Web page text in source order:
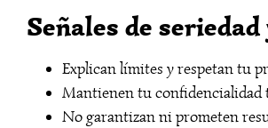
Señales de
Explican límites y respetan tu
Mantienen tu confidencialidad
No garantizan ni prometen